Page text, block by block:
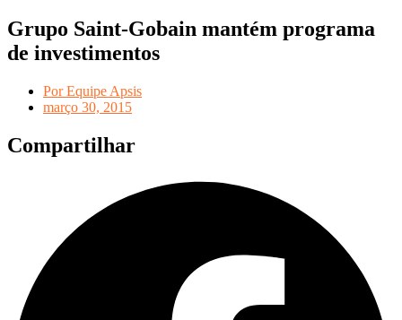
Grupo Saint-Gobain mantém programa
de investimentos
PorEquipe Apsis
março 30, 2015
Compartilhar